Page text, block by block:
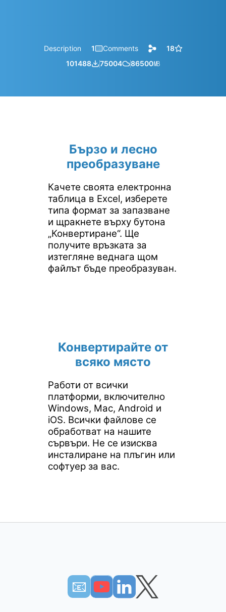
Description 1 Comments
18
101488
75004 86500㎆︎
Бързо и лесно
преобразуване
Качете своята електронна
таблица в Excel, изберете
типа формат за запазване
и щракнете върху бутона
„Конвертиране“. Ще
получите връзката за
изтегляне веднага щом
файлът бъде преобразуван.
Конвертирайте от
всяко място
Работи от всички
платформи, включително
Windows, Mac, Android и
iOS. Всички файлове се
обработват на нашите
сървъри. Не се изисква
инсталиране на плъгин или
софтуер за вас.
📧︎